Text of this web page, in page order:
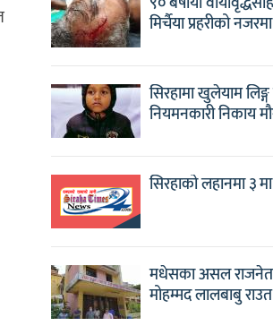
मिर्चैया प्रहरीको
सिरहामा खुलेयाम
नियमनकारी निकाय
सिरहाको लहानमा ३
मधेसका असल
मोहम्मद लालबाबु राउत